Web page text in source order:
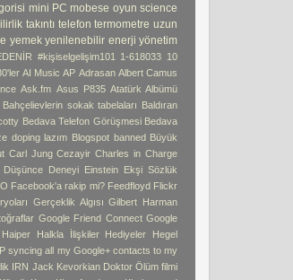
mini PC mobese oyun science
takıntı telefon termometre uzun
yemek yenilenebilir enerji yönetim
#kişiselgelişim101 1-618033 10
AI Music AP Adrasan Albert Camus
Ask.fm Asus P835 Atatürk Albümü
Bahçelievlerin sokak tabelaları Baldıran
Bedava Telefon Görüşmesi Bedava
doping lazım Blogspot banned Büyük
Carl Jung Cezayir Charles in Charge
Düşünce Deneyi Einstein Ekşi Sözlük
Facebook'a rakip mi? Feedfloyd Flickr
Gerçeklik Algısı Gilbert Harman
Google Friend Connect Google
Haiper Halkla İlişkiler Hediyeler
Hegel
syncing all my Google+ contacts to my
IRN Jack Kevorkian Doktor Ölüm filmi